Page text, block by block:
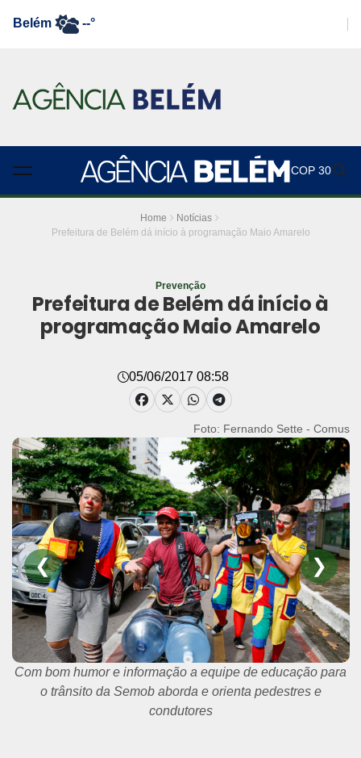
Belém --°
COP 30
Home
Notícias
Prefeitura de Belém dá início à programação Maio Amarelo
Prevenção
Prefeitura de Belém dá início à
programação Maio Amarelo
05/06/2017 08:58
Foto: Fernando Sette - Comus
❮ ❯
Laço simboliza o envolvimento no Maio Amarelo